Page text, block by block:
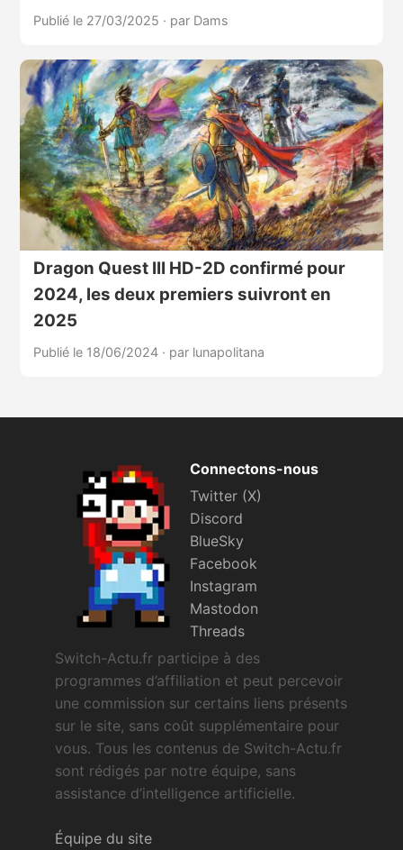
Publié le 27/03/2025 · par Dams
Dragon Quest III HD-2D confirmé pour
2024, les deux premiers suivront en
2025
Publié le 18/06/2024 · par lunapolitana
Connectons-nous
Twitter (X)
Discord
BlueSky
Facebook
Instagram
Mastodon
Threads
Switch-Actu.fr participe à des
programmes d’affiliation et peut percevoir
une commission sur certains liens présents
sur le site, sans coût supplémentaire pour
vous. Tous les contenus de Switch-Actu.fr
sont rédigés par notre équipe, sans
assistance d’intelligence artificielle.
Équipe du site